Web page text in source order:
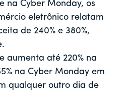
na Cyber Monday, os
eletrônico relatam
de 240% e 380%,
aumenta até 220% na
na Cyber Monday em
qualquer outro dia de